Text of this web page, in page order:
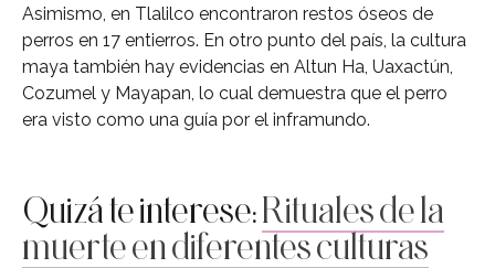
Asimismo, en Tlalilco encontraron restos óseos de
perros en 17 entierros. En otro punto del país, la cultura
maya también hay evidencias en Altun Ha, Uaxactún,
Cozumel y Mayapan, lo cual demuestra que el perro
era visto como una guía por el inframundo.
Quizá te interese:Rituales de la
muerte en diferentes culturas